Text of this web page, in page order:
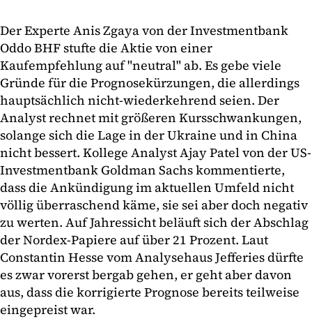
Der Experte Anis Zgaya von der Investmentbank
Oddo BHF stufte die Aktie von einer
Kaufempfehlung auf "neutral" ab. Es gebe viele
Gründe für die Prognosekürzungen, die allerdings
hauptsächlich nicht-wiederkehrend seien. Der
Analyst rechnet mit größeren Kursschwankungen,
solange sich die Lage in der Ukraine und in China
nicht bessert. Kollege Analyst Ajay Patel von der US-
Investmentbank Goldman Sachs kommentierte,
dass die Ankündigung im aktuellen Umfeld nicht
völlig überraschend käme, sie sei aber doch negativ
zu werten. Auf Jahressicht beläuft sich der Abschlag
der Nordex-Papiere auf über 21 Prozent. Laut
Constantin Hesse vom Analysehaus Jefferies dürfte
es zwar vorerst bergab gehen, er geht aber davon
aus, dass die korrigierte Prognose bereits teilweise
eingepreist war.